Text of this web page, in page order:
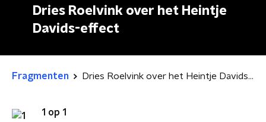
Dries Roelvink over het Heintje
Davids-effect
Fragmenten Dries Roelvink over het Heintje Davids-effect
1 op 1